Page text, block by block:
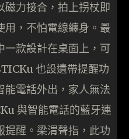
磁力接合，拍上拐杖即
用，不怕電線纏身。最
一款設計在桌面上，可
也設遺帶提醒功
能電話外出，家人無法
與智能電話的藍牙連
提醒。梁渭聲指，此功